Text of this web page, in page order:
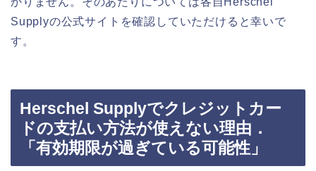
Supplyの公式サイトを確認していただけると幸いで
す。
Herschel Supplyでクレジットカー
ドの支払い方法が使えない理由．
「有効期限が過ぎている可能性」